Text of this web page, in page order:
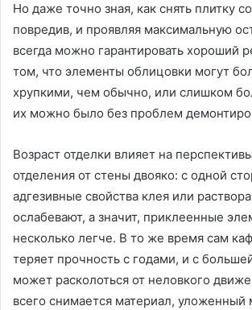
Но даже точно зная, как снять плитку
повредив, и проявляя максимальную
всегда можно гарантировать хороший
том, что элементы облицовки могут
хрупкими, чем обычно, или слишком
их можно было без проблем
Возраст отделки влияет на
отделения от стены двояко: с одной
адгезивные свойства клея или
ослабевают, а значит, приклеенные
несколько легче. В то же время сам
теряет прочность с годами, и с
может расколоться от неловкого
всего снимается материал,